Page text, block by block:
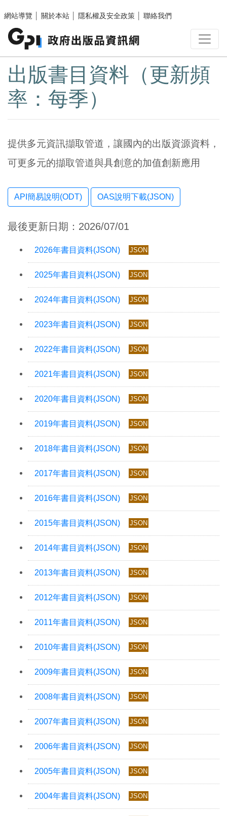
網站導覽
關於本站 隱私權及安全政策 聯絡我們
:::
出版書目資料（更新頻
率：每季）
提供多元資訊擷取管道，讓國內的出版資源資料，
可更多元的擷取管道與具創意的加值創新應用
OAS說明下載(JSON)
最後更新日期：2026/07/01
JSON
JSON
JSON
JSON
JSON
JSON
JSON
JSON
JSON
JSON
JSON
JSON
JSON
JSON
JSON
JSON
JSON
JSON
JSON
JSON
JSON
JSON
JSON